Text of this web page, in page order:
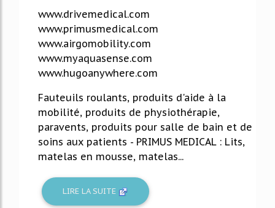
www.drivemedical.com
www.primusmedical.com
www.airgomobility.com
www.myaquasense.com
www.hugoanywhere.com
Fauteuils roulants, produits d'aide à la
mobilité, produits de physiothérapie,
paravents, produits pour salle de bain et de
soins aux patients - PRIMUS MEDICAL : Lits,
matelas en mousse, matelas...
LIRE LA SUITE